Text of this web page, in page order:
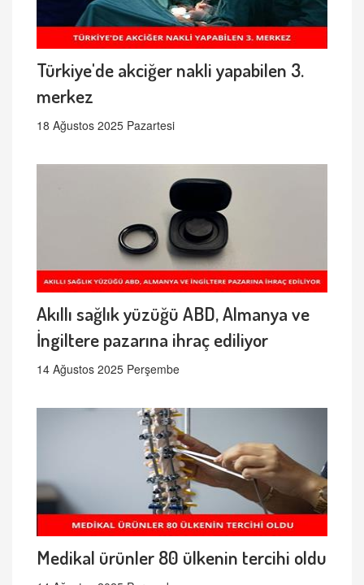
Türkiye'de akciğer nakli yapabilen 3.
merkez
18 Ağustos 2025 Pazartesi
Akıllı sağlık yüzüğü ABD, Almanya ve
İngiltere pazarına ihraç ediliyor
14 Ağustos 2025 Perşembe
Medikal ürünler 80 ülkenin tercihi oldu